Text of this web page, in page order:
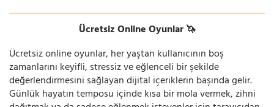
Ücretsiz Online Oyunlar 🦄
Ücretsiz online oyunlar, her yaştan kullanıcının boş
zamanlarını keyifli, stressiz ve eğlenceli bir şekilde
değerlendirmesini sağlayan dijital içeriklerin başında gelir.
Günlük hayatın temposu içinde kısa bir mola vermek, zihni